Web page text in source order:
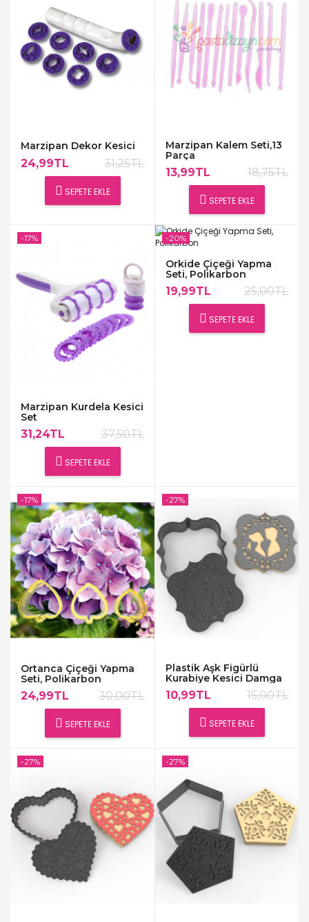
Marzipan Dekor Kesici
24,99TL 31,25TL
SEPETE EKLE
Marzipan Kalem Seti,13
Parça
13,99TL 18,75TL
SEPETE EKLE
Marzipan Kurdela Kesici
Set
31,24TL 37,50TL
SEPETE EKLE
-17%
Orkide Çiçeği Yapma
Seti, Polikarbon
19,99TL 25,00TL
SEPETE EKLE
-20%
Ortanca Çiçeği Yapma
Seti, Polikarbon
24,99TL 30,00TL
SEPETE EKLE
-17%
Plastik Aşk Figürlü
Kurabiye Kesici Damga
Seti
10,99TL 15,00TL
SEPETE EKLE
-27%
-27% -27%